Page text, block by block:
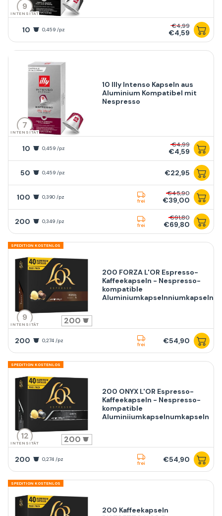
9
INTENSITÄT
10 0,459 /pz €4,99
€4,59
7
INTENSITÄT
10 Illy Intenso Kapseln aus
Aluminium Kompatibel mit
Nespresso
10 0,459 /pz €4,99
€4,59
50 0,459 /pz €22,95
100 0,390 /pz
frei
€45,90
€39,00
200 0,349 /pz
frei
€91,80
€69,80
SPEDITION KOSTENLOS
9
INTENSITÄT 200
200 FORZA L'OR Espresso-
Kaffeekapseln - Nespresso-
kompatible
Aluminiumkapselnniumkapseln
200 0,274 /pz
frei €54,90
SPEDITION KOSTENLOS
12
INTENSITÄT 200
200 ONYX L'OR Espresso-
Kaffeekapseln - Nespresso-
kompatible
Aluminiiumkapselnumkapseln
200 0,274 /pz
frei €54,90
SPEDITION KOSTENLOS
200 Kaffeekapseln